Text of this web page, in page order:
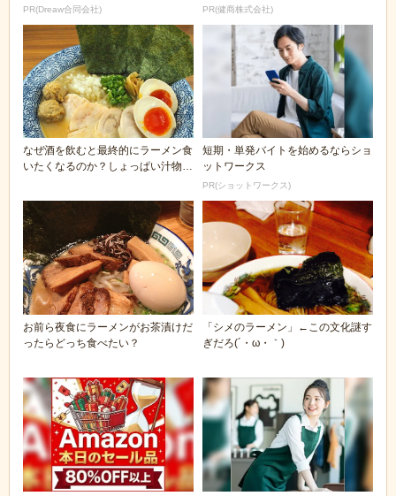
PR(Dreaw合同会社) PR(健商株式会社)
なぜ酒を飲むと最終的にラーメン食
いたくなるのか？しょっぱい汁物な
短期・単発バイトを始めるならショ
ットワークス
PR(ショットワークス)
お前ら夜食にラーメンがお茶漬けだ
ったらどっち食べたい？
「シメのラーメン」←この文化謎す
ぎだろ(´・ω・｀)